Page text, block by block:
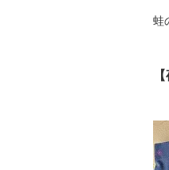
蛙